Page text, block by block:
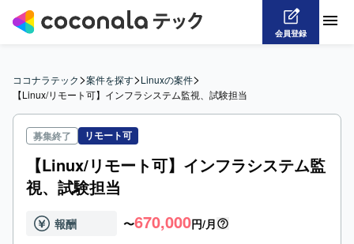
会員登録
ココナラテック>案件を探す>Linuxの案件>
【Linux/リモート可】インフラシステム監視、試験担当
募集終了 リモート可
【Linux/リモート可】インフラシステム監
視、試験担当
報酬 〜670,000円/月